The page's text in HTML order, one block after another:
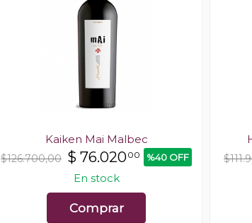
Kaiken Mai Malbec
$126.700,00 $ 76.02000 %40 OFF
En stock
Comprar